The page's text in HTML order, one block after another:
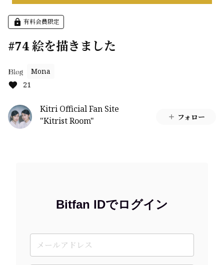
有料会員限定
#74 絵を描きました
Blog
Mona
21
Kitri Official Fan Site
"Kitrist Room"
フォロー
Bitfan IDでログイン